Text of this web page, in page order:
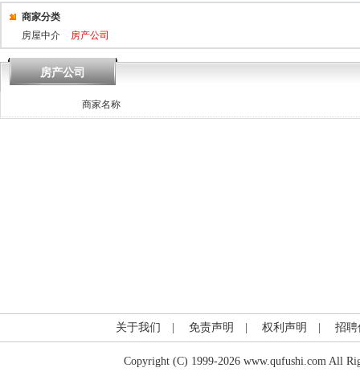
商家分类
房屋中介
房产公司
房产公司
商家名称
关于我们 免责声明 权利声明 招聘
Copyright (C) 1999-2026 www.qufushi.com